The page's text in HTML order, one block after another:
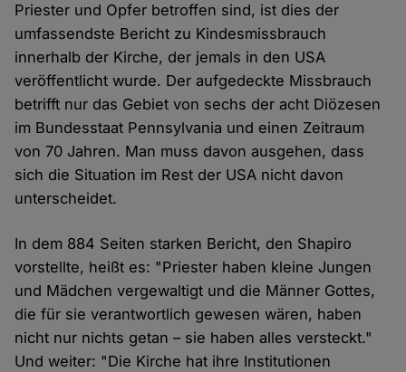
Priester und Opfer betroffen sind, ist dies der
umfassendste Bericht zu Kindesmissbrauch
innerhalb der Kirche, der jemals in den USA
veröffentlicht wurde. Der aufgedeckte Missbrauch
betrifft nur das Gebiet von sechs der acht Diözesen
im Bundesstaat Pennsylvania und einen Zeitraum
von 70 Jahren. Man muss davon ausgehen, dass
sich die Situation im Rest der USA nicht davon
unterscheidet.
In dem 884 Seiten starken Bericht, den Shapiro
vorstellte, heißt es: "Priester haben kleine Jungen
und Mädchen vergewaltigt und die Männer Gottes,
die für sie verantwortlich gewesen wären, haben
nicht nur nichts getan – sie haben alles versteckt."
Und weiter: "Die Kirche hat ihre Institutionen